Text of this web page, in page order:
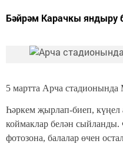
Бәйрәм Карачкы яндыру
5 мартта Арча стадионында
Һәркем җырлап-биеп, күңел
коймаклар белән сыйланды.
фотозона, балалар өчен